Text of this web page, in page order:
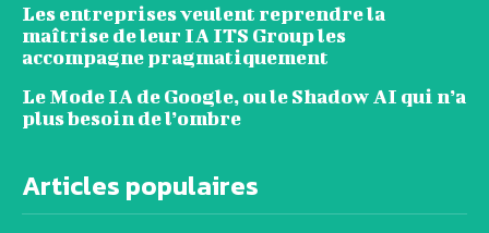
Les entreprises veulent reprendre la
maîtrise de leur IA ITS Group les
accompagne pragmatiquement
Le Mode IA de Google, ou le Shadow AI qui n’a
plus besoin de l’ombre
Articles populaires